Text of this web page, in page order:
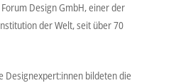
Design GmbH, einer der
der Welt, seit über 70
Designexpert:innen bildeten die